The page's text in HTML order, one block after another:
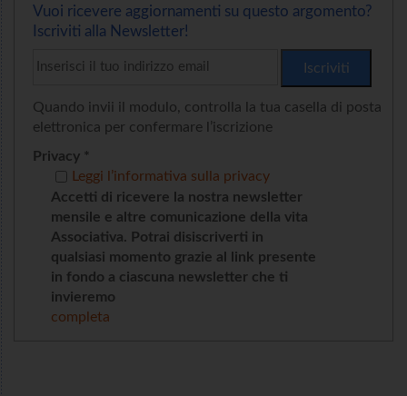
Vuoi ricevere aggiornamenti su questo argomento?
Iscriviti alla Newsletter!
Quando invii il modulo, controlla la tua casella di posta
elettronica per confermare l’iscrizione
Privacy *
Accetti di ricevere la nostra newsletter
mensile e altre comunicazione della vita
Associativa. Potrai disiscriverti in
qualsiasi momento grazie al link presente
in fondo a ciascuna newsletter che ti
invieremo
Leggi l’informativa sulla privacy
completa